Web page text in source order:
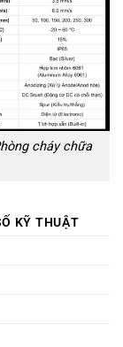
cháy chữa
KỸ THUẬT